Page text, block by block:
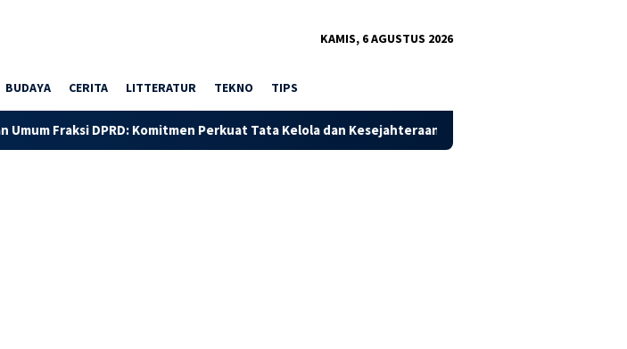
KAMIS, 6 AGUSTUS 2026
BUDAYA CERITA LITTERATUR TEKNO TIPS
DPRD: Komitmen Perkuat Tata Kelola dan Kesejahteraan Masyarakat